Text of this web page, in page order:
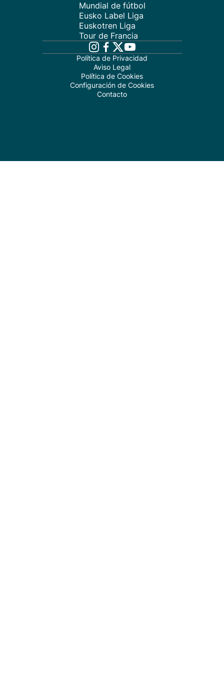
Mundial de fútbol
Eusko Label Liga
Euskotren Liga
Tour de Francia
Política de Privacidad
Aviso Legal
Política de Cookies
Configuración de Cookies
Contacto